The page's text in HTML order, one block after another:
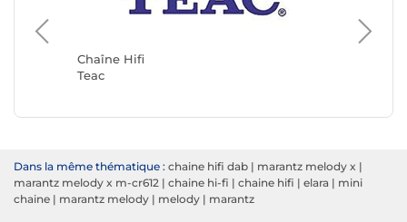
Chaîne Hifi
Teac
Chaîne
Muse
Dans la même thématique : chaine hifi dab | marantz melody x |
marantz melody x m-cr612 | chaine hi-fi | chaine hifi | elara | mini
chaine | marantz melody | melody | marantz